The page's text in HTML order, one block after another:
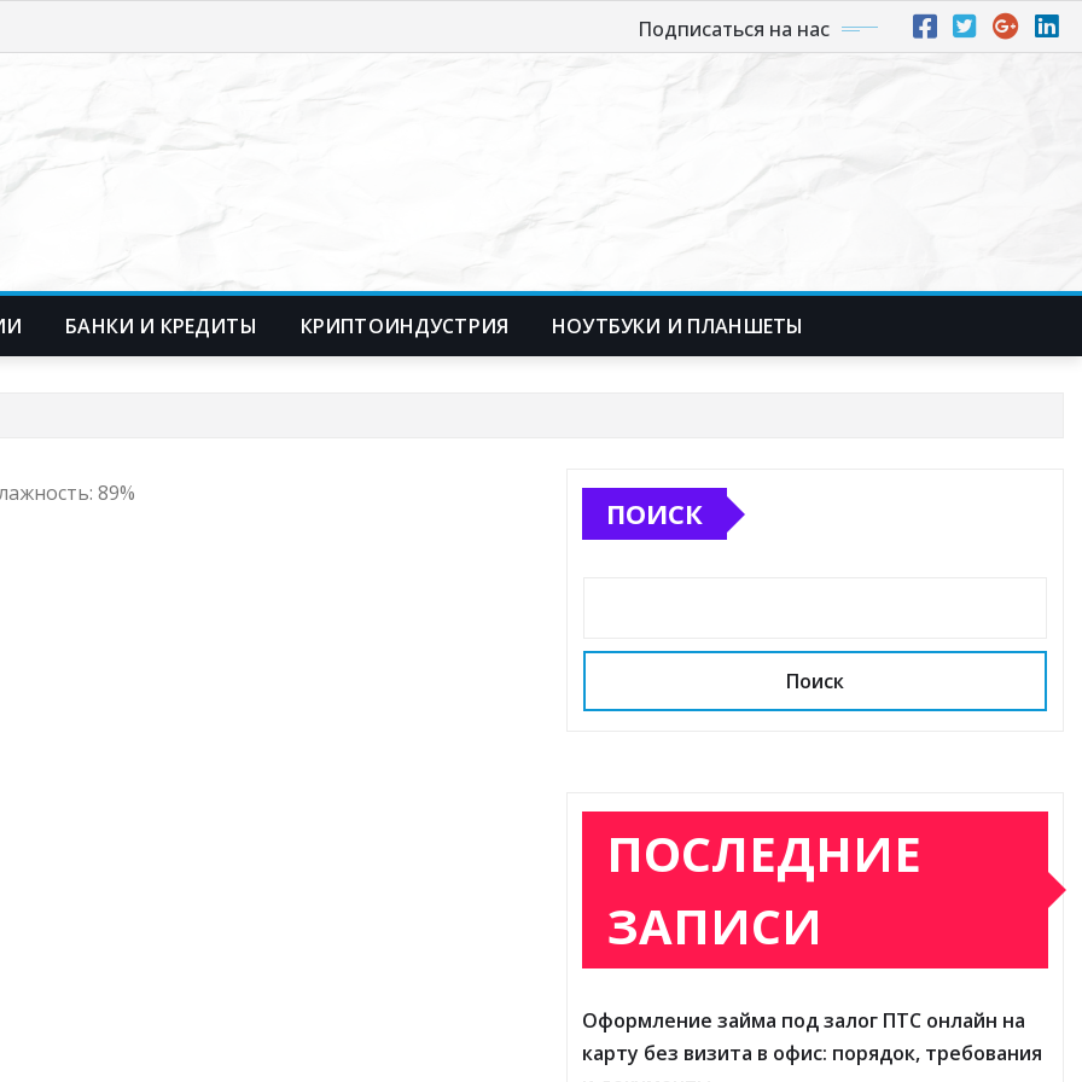
Подписаться на нас
БАНКИ И КРЕДИТЫ КРИПТОИНДУСТРИЯ НОУТБУКИ И ПЛАНШЕТЫ
89%
ПОИСК
Поиск
ПОСЛЕДНИЕ
ЗАПИСИ
Оформление займа под залог ПТС онлайн на
карту без визита в офис: порядок, требования